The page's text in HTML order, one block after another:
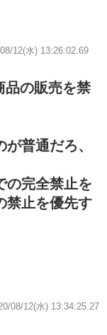
12(水) 13:26:02.69
品の販売を禁
普通だろ、
の完全禁止を
禁止を優先す
08/12(水) 13:34:25.27